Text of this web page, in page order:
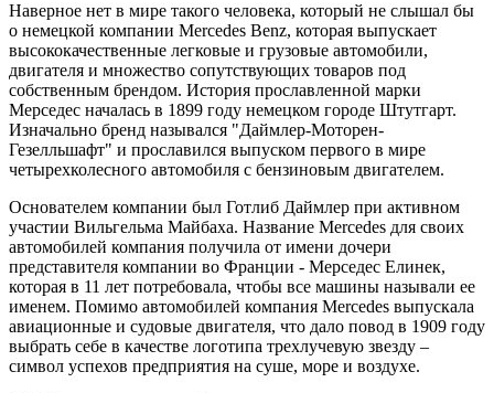
Наверное нет в мире такого человека, который не слышал бы
о немецкой компании Mercedes Benz, которая выпускает
высококачественные легковые и грузовые автомобили,
двигателя и множество сопутствующих товаров под
собственным брендом. История прославленной марки
Мерседес началась в 1899 году немецком городе Штутгарт.
Изначально бренд назывался "Даймлер-Моторен-
Гезелльшафт" и прославился выпуском первого в мире
четырехколесного автомобиля с бензиновым двигателем.
Основателем компании был Готлиб Даймлер при активном
участии Вильгельма Майбаха. Название Mercedes для своих
автомобилей компания получила от имени дочери
представителя компании во Франции - Мерседес Елинек,
которая в 11 лет потребовала, чтобы все машины называли ее
именем. Помимо автомобилей компания Mercedes выпускала
авиационные и судовые двигателя, что дало повод в 1909 году
выбрать себе в качестве логотипа трехлучевую звезду –
символ успехов предприятия на суше, море и воздухе.